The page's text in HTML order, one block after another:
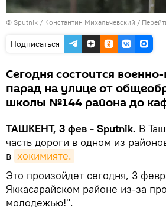
© Sputnik / Константин Михальчевский /
Подписаться
Сегодня состоится
парад на улице от
школы №144 района до
ТАШКЕНТ, 3 фев - Sputnik. В
часть дороги в одном из
в хокимияте.
Это произойдет сегодня, 3
Яккасарайском районе из-за
молодежью!".